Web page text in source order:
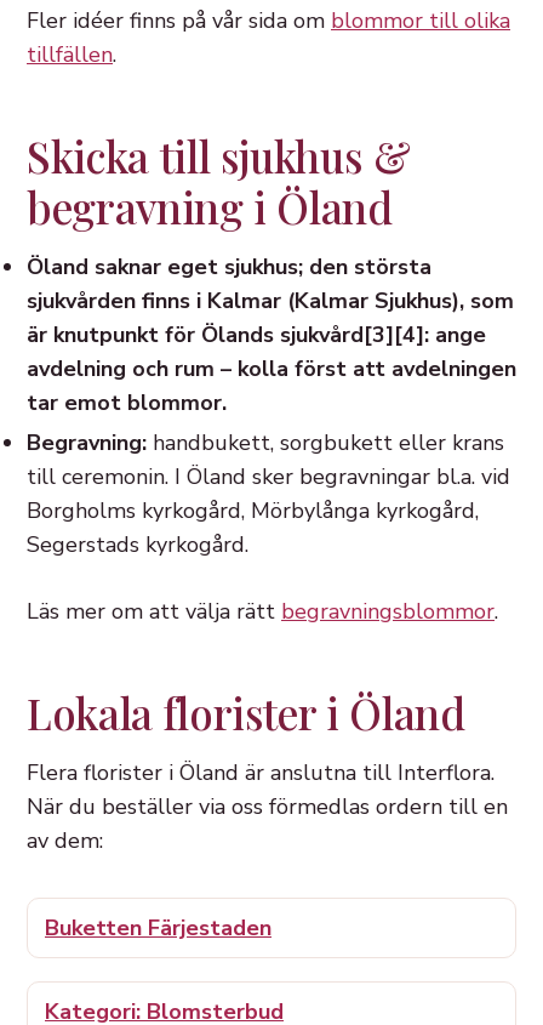
Fler idéer finns på vår sida om blommor till olika
tillfällen.
Skicka till sjukhus &
begravning i Öland
Öland saknar eget sjukhus; den största
sjukvården finns i Kalmar (Kalmar Sjukhus), som
är knutpunkt för Ölands sjukvård[3][4]: ange
avdelning och rum – kolla först att avdelningen
tar emot blommor.
Begravning: handbukett, sorgbukett eller krans
till ceremonin. I Öland sker begravningar bl.a. vid
Borgholms kyrkogård, Mörbylånga kyrkogård,
Segerstads kyrkogård.
Läs mer om att välja rätt begravningsblommor.
Lokala florister i Öland
Flera florister i Öland är anslutna till Interflora.
När du beställer via oss förmedlas ordern till en
av dem:
Buketten Färjestaden
Kategori: Blomsterbud